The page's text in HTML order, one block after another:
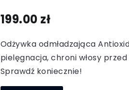
199.00 zł
Odżywka odmładzająca
pielęgnacja, chroni włosy
Sprawdź koniecznie!